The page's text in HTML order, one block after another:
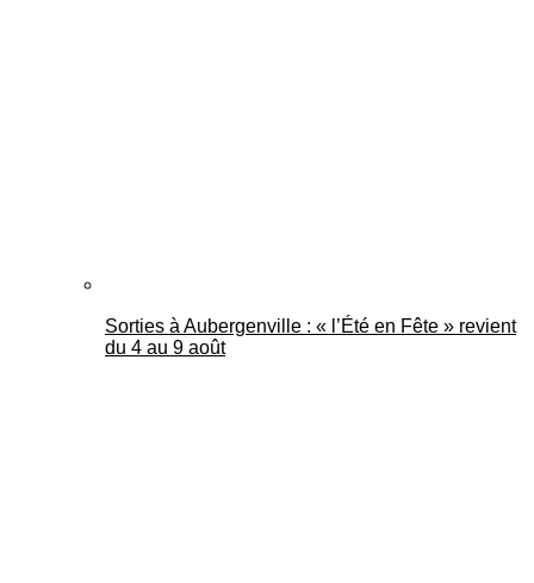
Sorties à Aubergenville : « l’Été en Fête » revient
du 4 au 9 août